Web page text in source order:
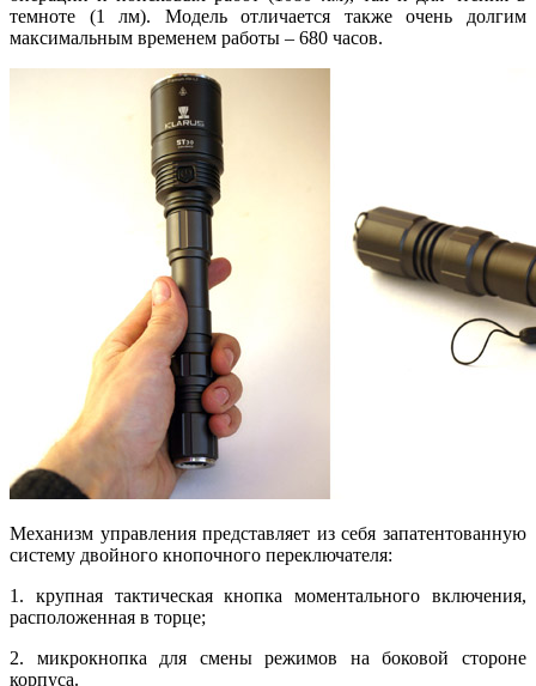
темноте (1 лм). Модель отличается также очень долгим
максимальным временем работы – 680 часов.
Механизм управления представляет из себя запатентованную
систему двойного кнопочного переключателя:
1. крупная тактическая кнопка моментального включения,
расположенная в торце;
2. микрокнопка для смены режимов на боковой стороне
корпуса.